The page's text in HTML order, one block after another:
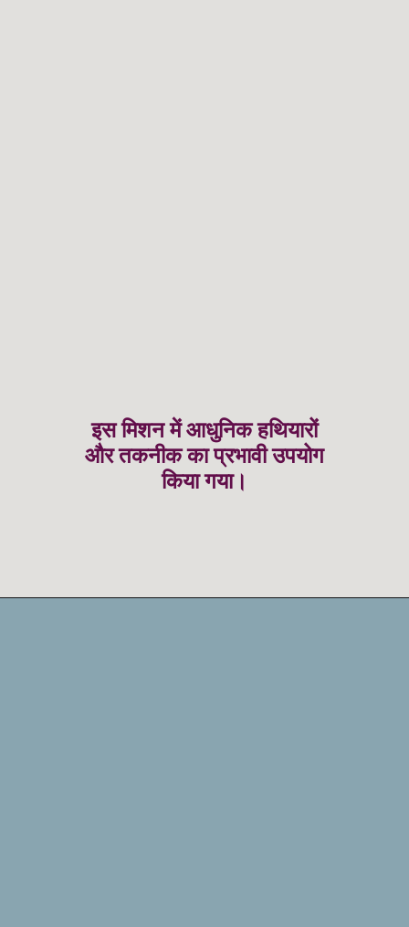
इस मिशन में आधुनिक हथियारों
और तकनीक का प्रभावी उपयोग
किया गया।